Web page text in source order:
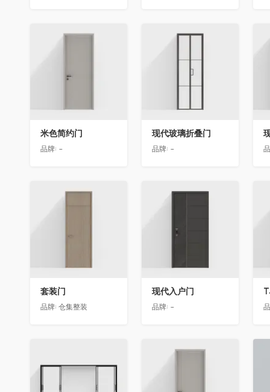
收藏
米色简约门
品牌: -
收藏
现代玻璃折叠门
品牌: -
收藏
套装门
品牌: 仓集整装
收藏
现代入户门
品牌: -
收藏